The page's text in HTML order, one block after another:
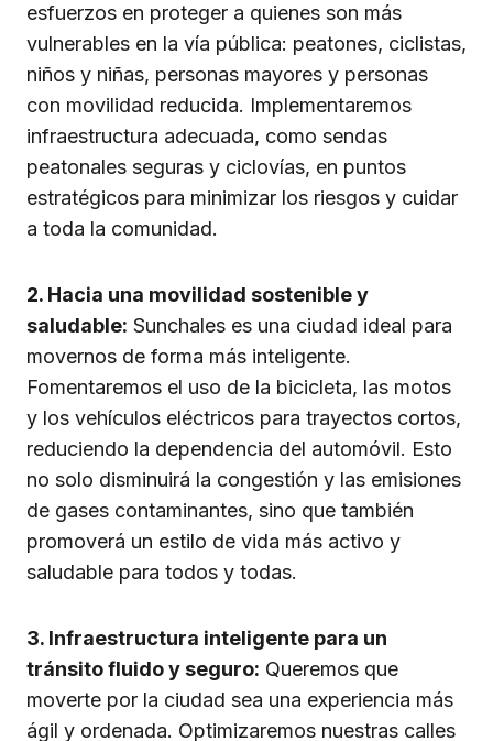
esfuerzos en proteger a quienes son más
vulnerables en la vía pública: peatones, ciclistas,
niños y niñas, personas mayores y personas
con movilidad reducida. Implementaremos
infraestructura adecuada, como sendas
peatonales seguras y ciclovías, en puntos
estratégicos para minimizar los riesgos y cuidar
a toda la comunidad.
2. Hacia una movilidad sostenible y
saludable: Sunchales es una ciudad ideal para
movernos de forma más inteligente.
Fomentaremos el uso de la bicicleta, las motos
y los vehículos eléctricos para trayectos cortos,
reduciendo la dependencia del automóvil. Esto
no solo disminuirá la congestión y las emisiones
de gases contaminantes, sino que también
promoverá un estilo de vida más activo y
saludable para todos y todas.
3. Infraestructura inteligente para un
tránsito fluido y seguro: Queremos que
moverte por la ciudad sea una experiencia más
ágil y ordenada. Optimizaremos nuestras calles